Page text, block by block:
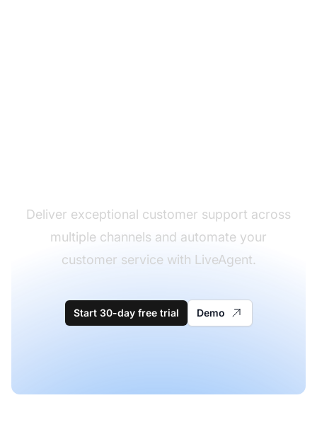
Deliver exceptional customer support across
multiple channels and automate your
customer service with LiveAgent.
Start 30-day free trial Demo